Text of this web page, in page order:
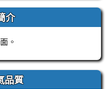
介
。
品質